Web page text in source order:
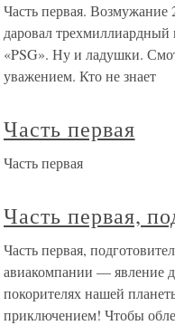
Часть первая. Возмужание
даровал трехмиллиардный
«PSG». Ну и ладушки.
уважением. Кто не знает
Часть первая
Часть первая
Часть первая,
Часть первая,
авиакомпании — явление
покорителях нашей
приключением! Чтобы